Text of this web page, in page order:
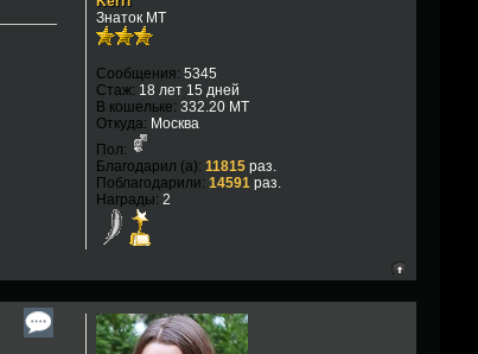
Знаток МТ
Сообщения: 5345
Стаж: 18 лет 15 дней
В кошельке: 332.20 MT
Откуда: Москва
Пол:
Благодарил (а): 11815раз.
Поблагодарили: 14591раз.
Награды: 2